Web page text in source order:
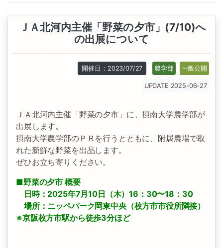
ＪＡ北河内主催「野菜の夕市」(7/10)へ
の出展について
開催日：2023/07/27 農学部 一般公開
UPDATE 2025-06-27
ＪＡ北河内主催「野菜の夕市」に、摂南大学農学部が
出展します。
摂南大学農学部のＰＲを行うとともに、附属農場で取
れた新鮮な野菜を出品します。
ぜひお立ち寄りください。
■野菜の夕市 概要
日時：2025年7月10日（木）16：30〜18：30
場所：ニッペパーク岡東中央（枚方市市役所隣接）
※京阪枚方市駅から徒歩3分ほど